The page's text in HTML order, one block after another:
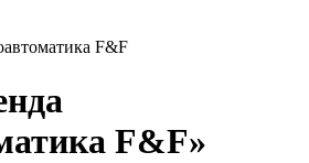
F&F
F&F»